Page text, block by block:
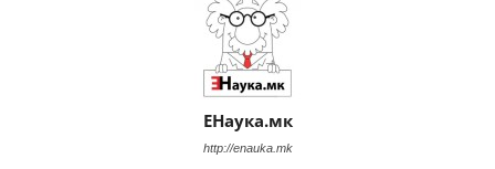
ЕНаука.мк
http://enauka.mk